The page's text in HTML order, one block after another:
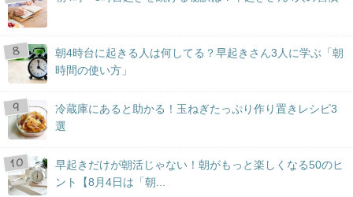
朝4時台に起きる人は何してる？早起きさん3人に学ぶ「朝
時間の使い方」
冷蔵庫にあると助かる！玉ねぎたっぷり作り置きレシピ3
選
早起きだけが朝活じゃない！朝がもっと楽しくなる50のヒ
ント【8月4日は「朝...